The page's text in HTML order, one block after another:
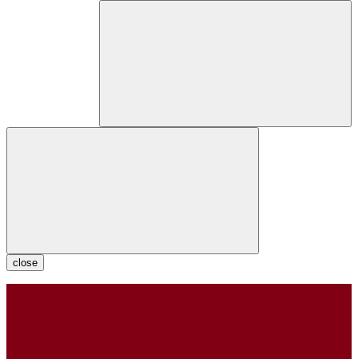
close